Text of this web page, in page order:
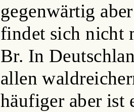
gegenwärtig
findet sich nicht
Br. In
allen
häufiger aber ist